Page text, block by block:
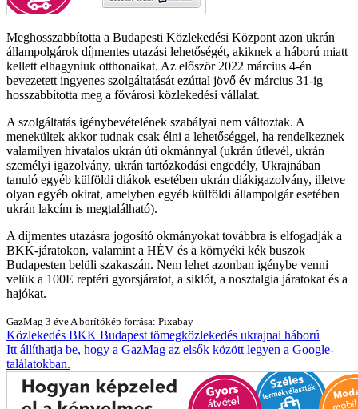
Meghosszabbította a Budapesti Közlekedési Központ azon ukrán
állampolgárok díjmentes utazási lehetőségét, akiknek a háború miatt
kellett elhagyniuk otthonaikat. Az először 2022 március 4-én
bevezetett ingyenes szolgáltatását ezúttal jövő év március 31-ig
hosszabbította meg a fővárosi közlekedési vállalat.
A szolgáltatás igénybevételének szabályai nem változtak. A
menekültek akkor tudnak csak élni a lehetőséggel, ha rendelkeznek
valamilyen hivatalos ukrán úti okmánnyal (ukrán útlevél, ukrán
személyi igazolvány, ukrán tartózkodási engedély, Ukrajnában
tanuló egyéb külföldi diákok esetében ukrán diákigazolvány, illetve
olyan egyéb okirat, amelyben egyéb külföldi állampolgár esetében
ukrán lakcím is megtalálható).
A díjmentes utazásra jogosító okmányokat továbbra is elfogadják a
BKK-járatokon, valamint a HÉV és a környéki kék buszok
Budapesten belüli szakaszán. Nem lehet azonban igénybe venni
velük a 100E reptéri gyorsjáratot, a siklót, a nosztalgia járatokat és a
hajókat.
GazMag 3 éve A borítókép forrása: Pixabay
Közlekedés BKK Budapest tömegközlekedés ukrajnai háború
Itt állíthatja be, hogy a GazMag az elsők között legyen a Google-
találatokban.